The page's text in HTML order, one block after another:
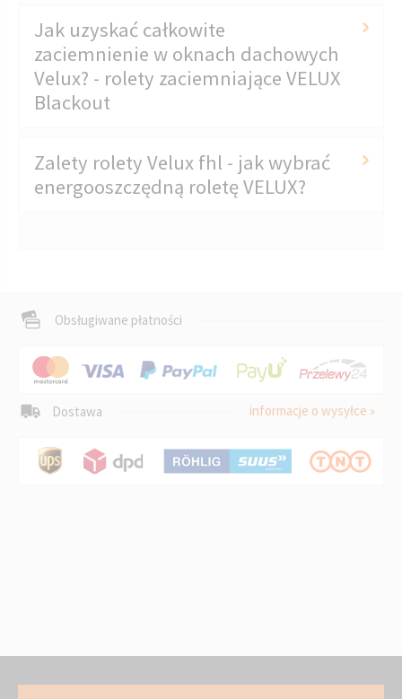
Jak uzyskać całkowite
zaciemnienie w oknach dachowych
Velux? - rolety zaciemniające VELUX
Blackout
Zalety rolety Velux fhl - jak wybrać
energooszczędną roletę VELUX?
Obsługiwane płatności
Dostawa informacje o wysyłce »